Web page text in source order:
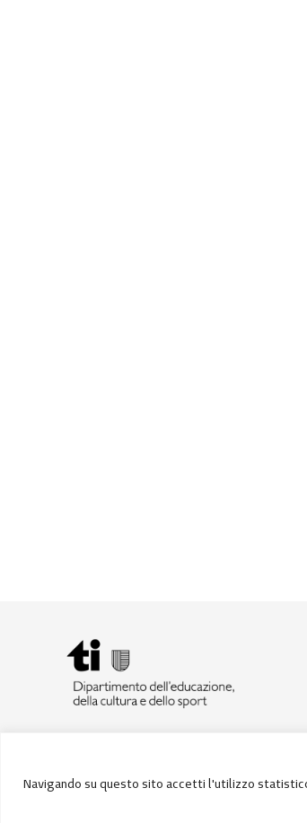
Navigando su questo sito accetti l'utilizzo
© Divisione della scuola – Repubblica